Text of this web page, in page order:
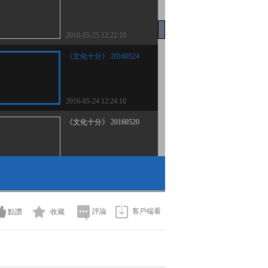
2016-05-25 12:22:10
《文化十分》 20160524
2016-05-24 12:24:10
《文化十分》 20160520
2016-05-19 12:09:12
點讚 收藏 評論 客戶端看